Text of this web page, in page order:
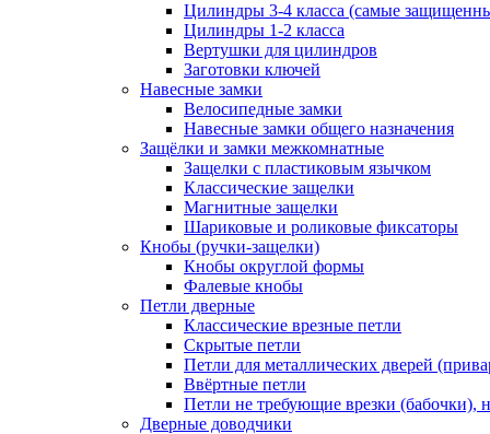
Цилиндры 3-4 класса (самые
Цилиндры 1-2 класса
Вертушки для цилиндров
Заготовки ключей
Навесные замки
Велосипедные замки
Навесные замки общего назначения
Защёлки и замки межкомнатные
Защелки с пластиковым язычком
Классические защелки
Магнитные защелки
Шариковые и роликовые фиксаторы
Кнобы (ручки-защелки)
Кнобы округлой формы
Фалевые кнобы
Петли дверные
Классические врезные петли
Скрытые петли
Петли для металлических дверей
Ввёртные петли
Петли не требующие врезки (бабочки),
Дверные доводчики